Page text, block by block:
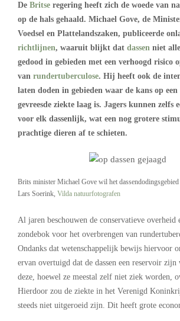
De Britse regering heeft zich de woede van
op de hals gehaald. Michael Gove, de
Voedsel en Plattelandszaken, publiceerde
richtlijnen, waaruit blijkt dat dassen niet
gedood in gebieden met een verhoogd risico
van rundertuberculose. Hij heeft ook de
laten doden in gebieden waar de kans op
gevreesde ziekte laag is. Jagers kunnen zelfs
voor elk dassenlijk, wat een nog grotere
prachtige dieren af te schieten.
Brits minister Michael Gove wil het
Lars Soerink, Vilda natuurfotografen
Al jaren beschouwen de conservatieve overheid
zondebok voor het overbrengen van
Ondanks dat wetenschappelijk bewijs hiervoor
ervan overtuigd dat de dassen een reservoir zijn
deze, hoewel ze meestal zelf niet ziek worden,
Hierdoor zou de ziekte in het Verenigd
steeds niet uitgeroeid zijn. Dit heeft grote